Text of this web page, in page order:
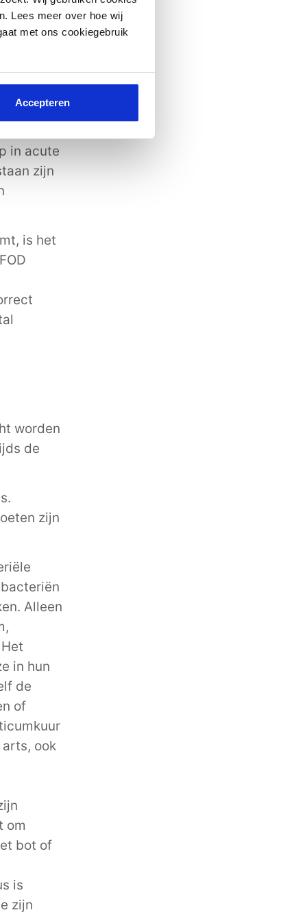
Lees meer over hoe wij
met ons cookiegebruik
Accepteren
in
voor,
in acute
zijn
is het
worden
de
zijn
Alleen
in hun
de
of
ook
om
bot of
is
zijn